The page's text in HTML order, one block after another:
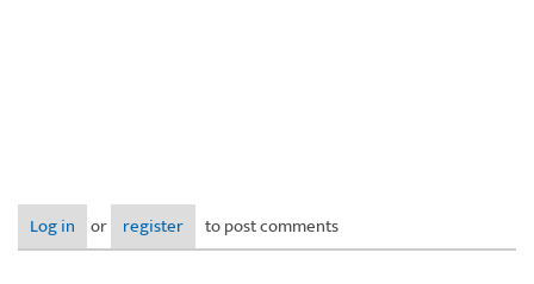
Log in or register to post comments